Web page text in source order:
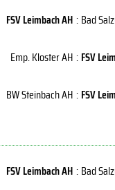
FSV Leimbach AH : Bad
Emp. Kloster AH : FSV
BW Steinbach AH : FSV
FSV Leimbach AH : Bad